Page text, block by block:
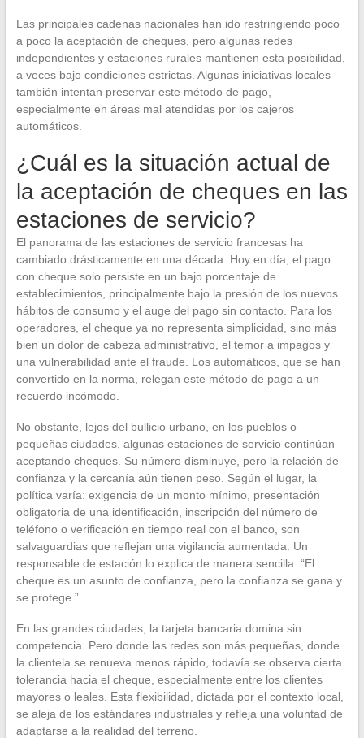
Las principales cadenas nacionales han ido restringiendo poco
a poco la aceptación de cheques, pero algunas redes
independientes y estaciones rurales mantienen esta posibilidad,
a veces bajo condiciones estrictas. Algunas iniciativas locales
también intentan preservar este método de pago,
especialmente en áreas mal atendidas por los cajeros
automáticos.
¿Cuál es la situación actual de
la aceptación de cheques en las
estaciones de servicio?
El panorama de las estaciones de servicio francesas ha
cambiado drásticamente en una década. Hoy en día, el pago
con cheque solo persiste en un bajo porcentaje de
establecimientos, principalmente bajo la presión de los nuevos
hábitos de consumo y el auge del pago sin contacto. Para los
operadores, el cheque ya no representa simplicidad, sino más
bien un dolor de cabeza administrativo, el temor a impagos y
una vulnerabilidad ante el fraude. Los automáticos, que se han
convertido en la norma, relegan este método de pago a un
recuerdo incómodo.
No obstante, lejos del bullicio urbano, en los pueblos o
pequeñas ciudades, algunas estaciones de servicio continúan
aceptando cheques. Su número disminuye, pero la relación de
confianza y la cercanía aún tienen peso. Según el lugar, la
política varía: exigencia de un monto mínimo, presentación
obligatoria de una identificación, inscripción del número de
teléfono o verificación en tiempo real con el banco, son
salvaguardias que reflejan una vigilancia aumentada. Un
responsable de estación lo explica de manera sencilla: “El
cheque es un asunto de confianza, pero la confianza se gana y
se protege.”
En las grandes ciudades, la tarjeta bancaria domina sin
competencia. Pero donde las redes son más pequeñas, donde
la clientela se renueva menos rápido, todavía se observa cierta
tolerancia hacia el cheque, especialmente entre los clientes
mayores o leales. Esta flexibilidad, dictada por el contexto local,
se aleja de los estándares industriales y refleja una voluntad de
adaptarse a la realidad del terreno.